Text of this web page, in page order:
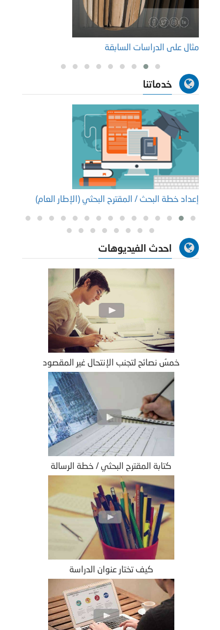
مثال على الدراسات السابقة
خدماتنا
إعداد خطة البحث / المقترح البحثي (الإطار العام)
احدث الفيديوهات
خمسُ نصائح لتجنب الإنتحال غير المقصود
كتابة المقترح البحثي / خطة الرسالة
كيف تختار عنوان الدراسة